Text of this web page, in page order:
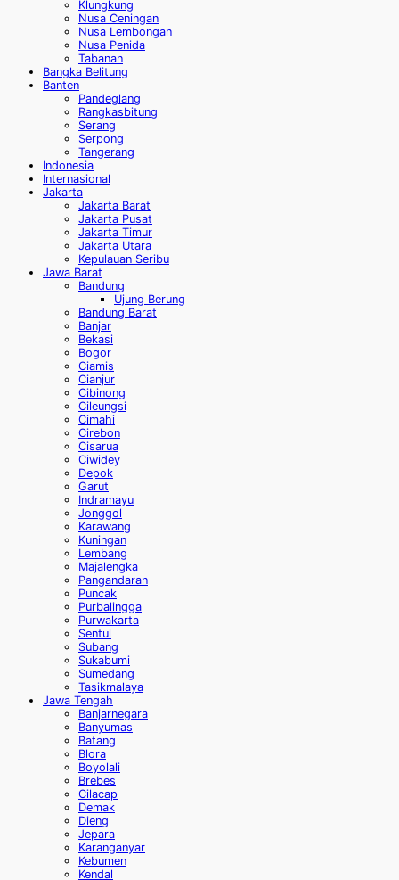
Klungkung
Nusa Ceningan
Nusa Lembongan
Nusa Penida
Tabanan
Bangka Belitung
Banten
Pandeglang
Rangkasbitung
Serang
Serpong
Tangerang
Indonesia
Internasional
Jakarta
Jakarta Barat
Jakarta Pusat
Jakarta Timur
Jakarta Utara
Kepulauan Seribu
Jawa Barat
Bandung
Ujung Berung
Bandung Barat
Banjar
Bekasi
Bogor
Ciamis
Cianjur
Cibinong
Cileungsi
Cimahi
Cirebon
Cisarua
Ciwidey
Depok
Garut
Indramayu
Jonggol
Karawang
Kuningan
Lembang
Majalengka
Pangandaran
Puncak
Purbalingga
Purwakarta
Sentul
Subang
Sukabumi
Sumedang
Tasikmalaya
Jawa Tengah
Banjarnegara
Banyumas
Batang
Blora
Boyolali
Brebes
Cilacap
Demak
Dieng
Jepara
Karanganyar
Kebumen
Kendal